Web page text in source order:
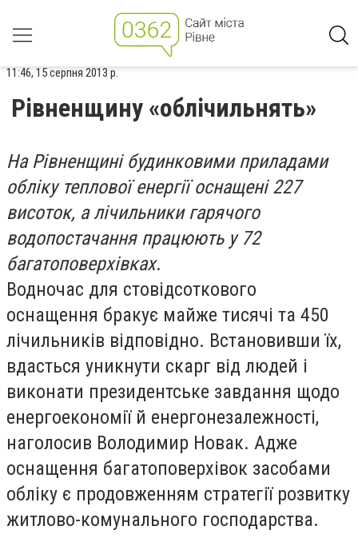
11:46, 15 серпня 2013 р.
Рівненщину «облічильнять»
На Рівненщині будинковими приладами
обліку теплової енергії оснащені 227
висоток, а лічильники гарячого
водопостачання працюють у 72
багатоповерхівках.
Водночас для стовідсоткового
оснащення бракує майже тисячі та 450
лічильників відповідно. Встановивши їх,
вдасться уникнути скарг від людей і
виконати президентське завдання щодо
енергоекономії й енергонезалежності,
наголосив Володимир Новак. Адже
оснащення багатоповерхівок засобами
обліку є продовженням стратегії розвитку
житлово-комунального господарства.